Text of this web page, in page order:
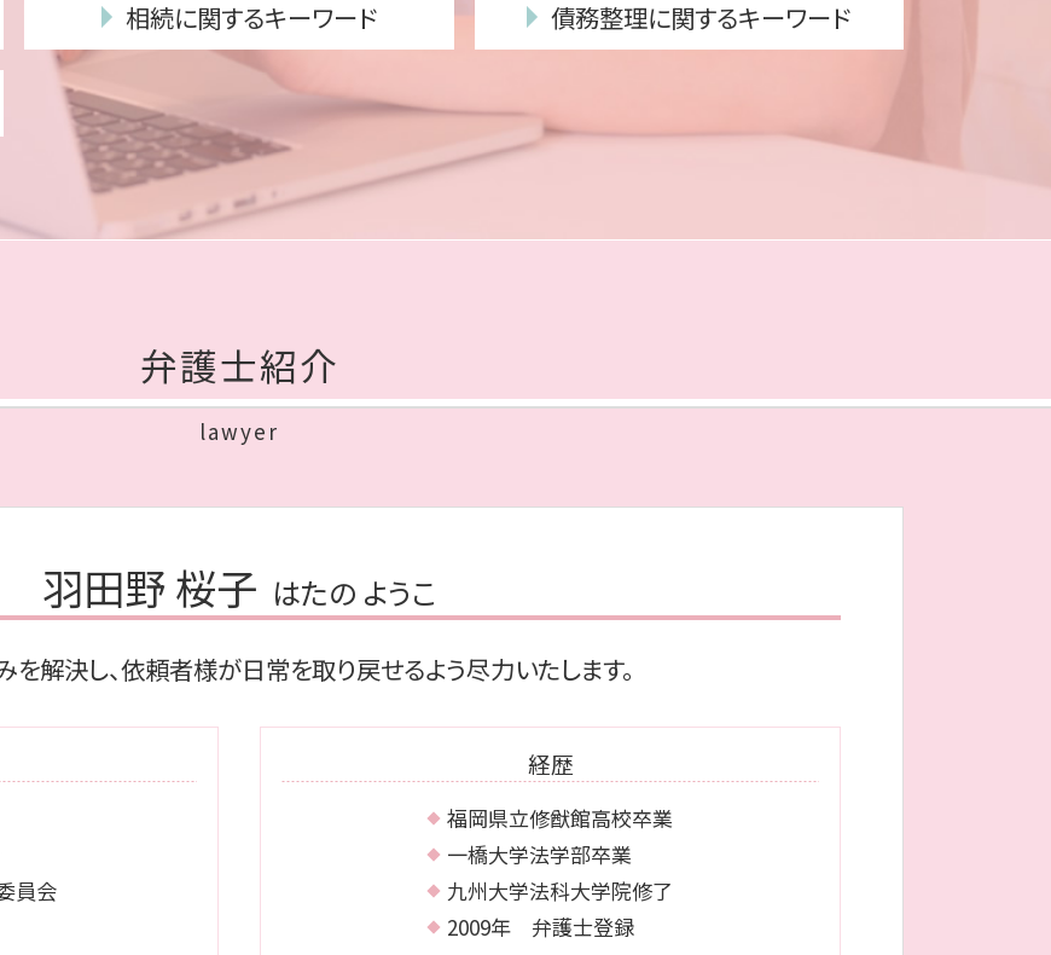
相続に関するキーワード
相続放棄 費用
遺留分
代襲相続 相続放棄
遺言書 効力
相続放棄 デメリット
遺言書 遺留分
遺言執行者 義務
相続 遺贈 違い
相続人 調査 費用
公正証書遺言 証人
相続放棄 必要書類
代襲相続 とは
法定相続人 放棄
債務整理に関するキーワード
破産管財人 報酬
個人再生 官報
個人再生 最低弁済額
個人再生 必要書類
債務整理 種類
自己破産 会社
債務整理 弁護士 費用
弁護士紹介
lawyer
羽田野 桜子 はたの ようこ
を解決し、依頼者様が日常を取り戻せるよう尽力いたします。
員会
経歴
福岡県立修猷館高校卒業
一橋大学法学部卒業
九州大学法科大学院修了
2009年 弁護士登録